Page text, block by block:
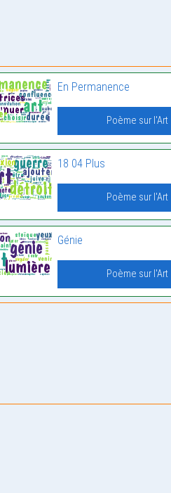
En Permanence
Poème sur l'Art
18 04 Plus
Poème sur l'Art
Génie
Poème sur l'Art